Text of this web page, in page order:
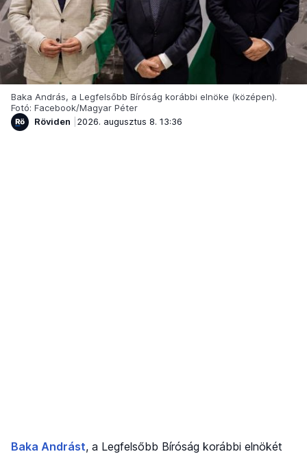
Baka András, a Legfelsőbb Bíróság korábbi elnöke (középen).
Fotó: Facebook/Magyar Péter
Röviden
2026. augusztus 8. 13:36
Baka Andrást, a Legfelsőbb Bíróság korábbi elnökét